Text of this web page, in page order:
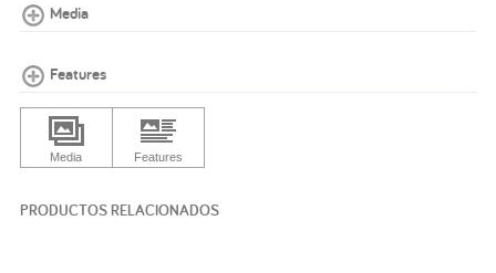
Media
Features
PRODUCTOS RELACIONADOS